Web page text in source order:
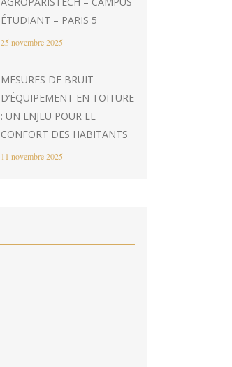
ÉTUDIANT – PARIS 5
25 novembre 2025
MESURES DE BRUIT
D’ÉQUIPEMENT EN TOITURE
: UN ENJEU POUR LE
CONFORT DES HABITANTS
11 novembre 2025